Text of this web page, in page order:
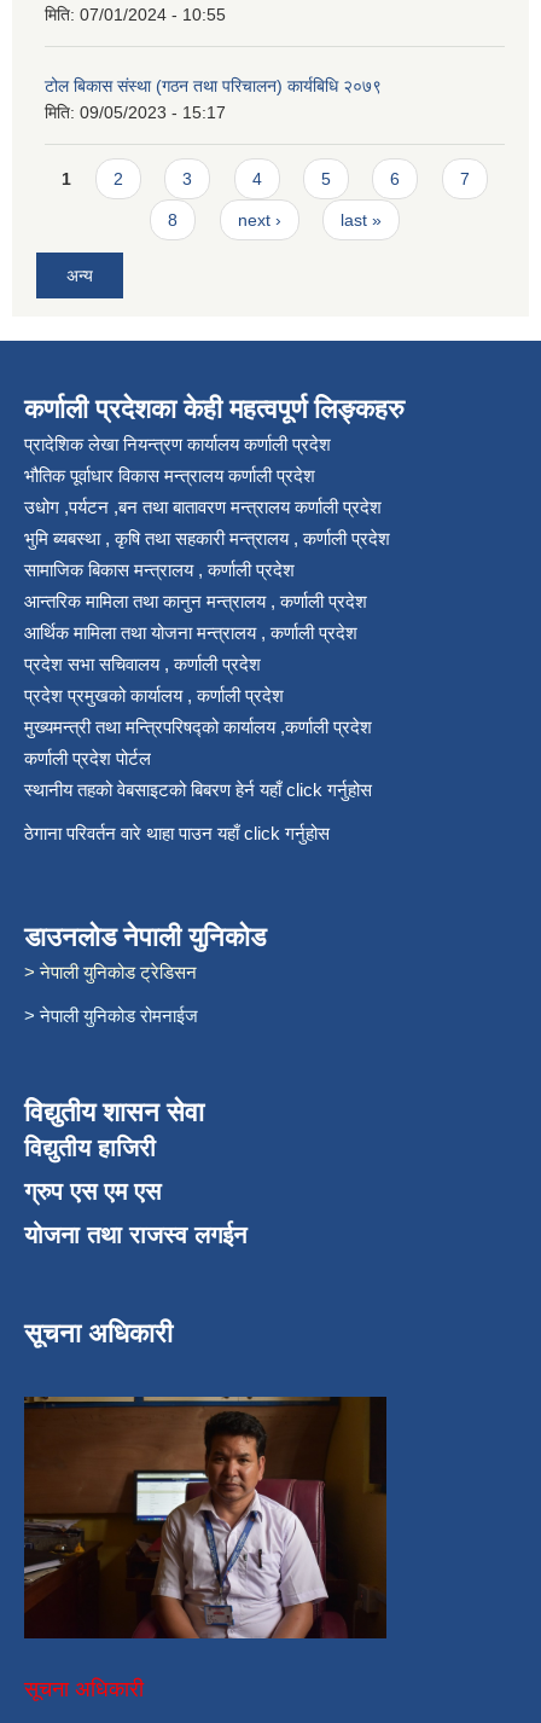
मिति: 07/01/2024 - 10:55
टोल बिकास संस्था (गठन तथा परिचालन) कार्यबिधि २०७९
मिति: 09/05/2023 - 15:17
Pages
1 2 3 4 5 6 7
8 next › last »
अन्य
कर्णाली प्रदेशका केही महत्वपूर्ण लिङ्कहरु
प्रादेशिक लेखा नियन्त्रण कार्यालय कर्णाली प्रदेश
भौतिक पूर्वाधार विकास मन्त्रालय कर्णाली प्रदेश
उधोग ,पर्यटन ,बन तथा बातावरण मन्त्रालय कर्णाली प्रदेश
भुमि ब्यबस्था , कृषि तथा सहकारी मन्त्रालय , कर्णाली प्रदेश
सामाजिक बिकास मन्त्रालय , कर्णाली प्रदेश
आन्तरिक मामिला तथा कानुन मन्त्रालय , कर्णाली प्रदेश
आर्थिक मामिला तथा योजना मन्त्रालय , कर्णाली प्रदेश
प्रदेश सभा सचिवालय , कर्णाली प्रदेश
प्रदेश प्रमुखको कार्यालय , कर्णाली प्रदेश
मुख्यमन्त्री तथा मन्त्रिपरिषद्को कार्यालय ,कर्णाली प्रदेश
कर्णाली प्रदेश पोर्टल
स्थानीय तहको वेबसाइटको बिबरण हेर्न यहाँ click गर्नुहोस
ठेगाना परिवर्तन वारे थाहा पाउन यहाँ click गर्नुहोस
डाउनलोड नेपाली युनिकोड
> नेपाली युनिकोड ट्रेडिसन
> नेपाली युनिकोड रोमनाईज
विद्युतीय शासन सेवा
विद्युतीय हाजिरी
ग्रुप एस एम एस
योजना तथा राजस्व लगईन
सूचना अधिकारी
सूचना अधिकारी